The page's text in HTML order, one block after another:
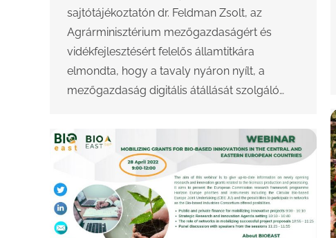
sajtótájékoztatón dr. Feldman Zsolt, az
Agrárminisztérium mezőgazdaságért és
vidékfejlesztésért felelős államtitkára
elmondta, hogy a tavaly nyáron nyílt, a
mezőgazdaság digitális átállását szolgáló…